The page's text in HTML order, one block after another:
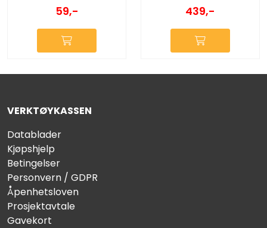
59,- 439,-
VERKTØYKASSEN
Datablader
Kjøpshjelp
Betingelser
Personvern / GDPR
Åpenhetsloven
Prosjektavtale
Gavekort